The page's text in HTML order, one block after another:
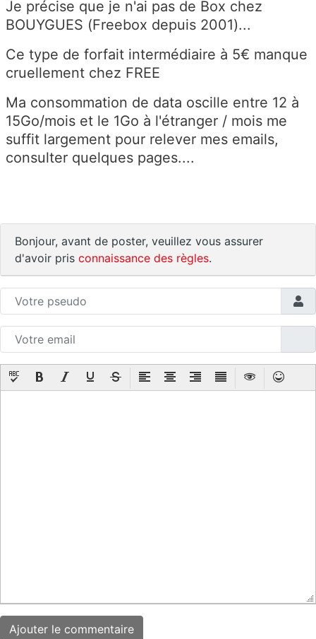
Je précise que je n'ai pas de Box chez
BOUYGUES (Freebox depuis 2001)...
Ce type de forfait intermédiaire à 5€ manque
cruellement chez FREE
Ma consommation de data oscille entre 12 à
15Go/mois et le 1Go à l'étranger / mois me
suffit largement pour relever mes emails,
consulter quelques pages....
Bonjour, avant de poster, veuillez vous assurer
d'avoir pris connaissance des règles.